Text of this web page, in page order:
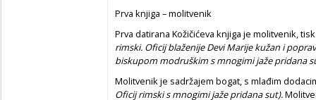
Prva knjiga – molitvenik
Prva datirana Kožičićeva knjiga je molitvenik,
rimski. Oficij blaženije Devi Marije kužan i
biskupom modruškim s mnogimi jaže pridana
Molitvenik je sadržajem bogat, s mlađim
Oficij rimski s mnogimi jaže pridana sut).